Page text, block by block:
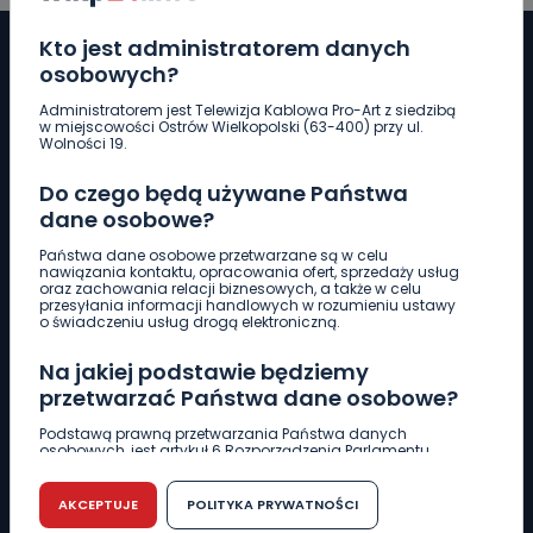
Kto jest administratorem danych
osobowych?
Administratorem jest Telewizja Kablowa Pro-Art z siedzibą
w miejscowości Ostrów Wielkopolski (63-400) przy ul.
Wolności 19.
Do czego będą używane Państwa
dane osobowe?
Państwa dane osobowe przetwarzane są w celu
nawiązania kontaktu, opracowania ofert, sprzedaży usług
oraz zachowania relacji biznesowych, a także w celu
przesyłania informacji handlowych w rozumieniu ustawy
o świadczeniu usług drogą elektroniczną.
Na jakiej podstawie będziemy
przetwarzać Państwa dane osobowe?
Podstawą prawną przetwarzania Państwa danych
osobowych, jest artykuł 6 Rozporządzenia Parlamentu
r. w sprawie ochrony osób fizycznych w związku z
przetwarzaniem danych osobowych w sprawie
swobodnego przepływu takich danych oraz uchylenia
AKCEPTUJE POLITYKA PRYWATNOŚCI
Pobierz logotyp
LINIA INTERWENCYJNA
661 997 997
REDAKCJA
62 735 22 22redakcja@wlkp24.info
DZIAŁ REKLAMY
62 735 01 85 reklama@wlkp24.info
WIADOMOŚCI